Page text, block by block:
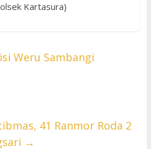
Kartasura)
Weru Sambangi
41 Ranmor Roda 2
→